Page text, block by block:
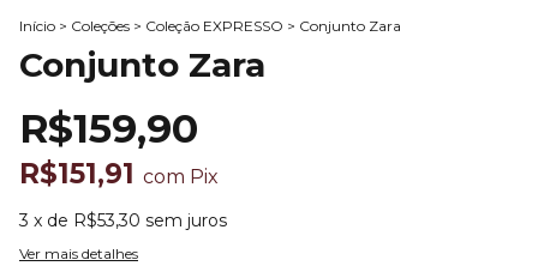
Início > Coleções > Coleção EXPRESSO > Conjunto Zara
Conjunto Zara
R$159,90
R$151,91 com Pix
3 x de R$53,30 sem juros
Ver mais detalhes